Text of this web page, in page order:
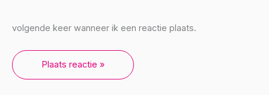
volgende keer wanneer ik een reactie plaats.